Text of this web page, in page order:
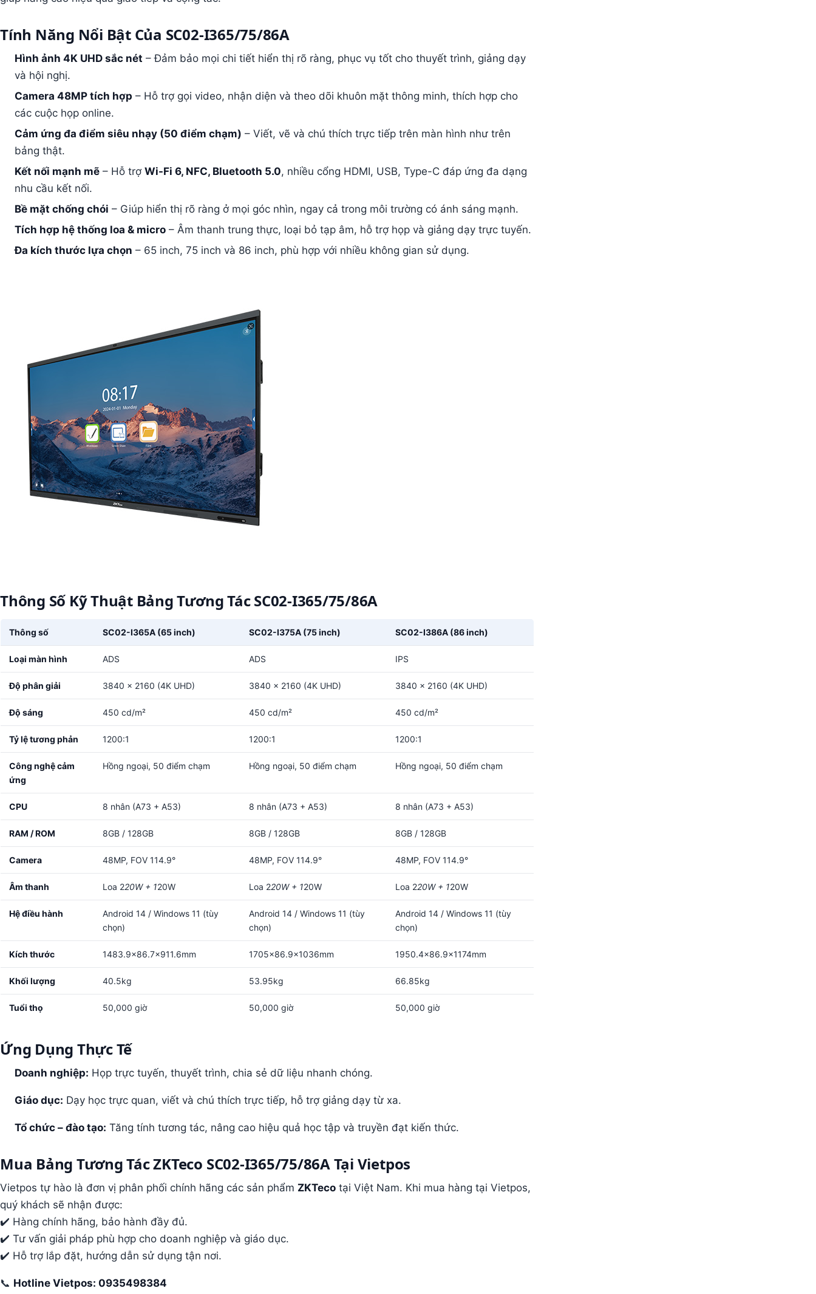
Tính Năng Nổi Bật Của SC02-I365/75/86A
Hình ảnh 4K UHD sắc nét – Đảm bảo mọi chi tiết hiển thị rõ ràng, phục vụ tốt cho thuyết trình, giảng dạy
và hội nghị.
Camera 48MP tích hợp – Hỗ trợ gọi video, nhận diện và theo dõi khuôn mặt thông minh, thích hợp cho
các cuộc họp online.
Cảm ứng đa điểm siêu nhạy (50 điểm chạm) – Viết, vẽ và chú thích trực tiếp trên màn hình như trên
bảng thật.
Kết nối mạnh mẽ – Hỗ trợ Wi-Fi 6, NFC, Bluetooth 5.0, nhiều cổng HDMI, USB, Type-C đáp ứng đa dạng
nhu cầu kết nối.
Bề mặt chống chói – Giúp hiển thị rõ ràng ở mọi góc nhìn, ngay cả trong môi trường có ánh sáng mạnh.
Tích hợp hệ thống loa & micro – Âm thanh trung thực, loại bỏ tạp âm, hỗ trợ họp và giảng dạy trực tuyến.
Đa kích thước lựa chọn – 65 inch, 75 inch và 86 inch, phù hợp với nhiều không gian sử dụng.
Thông Số Kỹ Thuật Bảng Tương Tác SC02-I365/75/86A
Thông số SC02-I365A (65 inch) SC02-I375A (75 inch) SC02-I386A (86 inch)
Loại màn hình ADS ADS IPS
Độ phân giải 3840 × 2160 (4K UHD) 3840 × 2160 (4K UHD) 3840 × 2160 (4K UHD)
Độ sáng 450 cd/m² 450 cd/m² 450 cd/m²
Tỷ lệ tương phản 1200:1 1200:1 1200:1
Công nghệ cảm
ứng
Hồng ngoại, 50 điểm chạm Hồng ngoại, 50 điểm chạm Hồng ngoại, 50 điểm chạm
CPU 8 nhân (A73 + A53) 8 nhân (A73 + A53) 8 nhân (A73 + A53)
RAM / ROM 8GB / 128GB 8GB / 128GB 8GB / 128GB
Camera 48MP, FOV 114.9° 48MP, FOV 114.9° 48MP, FOV 114.9°
Âm thanh Loa 220W + 120W Loa 220W + 120W Loa 220W + 120W
Hệ điều hành
Android 14 / Windows 11 (tùy
chọn)
Android 14 / Windows 11 (tùy
chọn)
Android 14 / Windows 11 (tùy
chọn)
Kích thước 1483.9×86.7×911.6mm 1705×86.9×1036mm 1950.4×86.9×1174mm
Khối lượng 40.5kg 53.95kg 66.85kg
Tuổi thọ 50,000 giờ 50,000 giờ 50,000 giờ
Ứng Dụng Thực Tế
Doanh nghiệp: Họp trực tuyến, thuyết trình, chia sẻ dữ liệu nhanh chóng.
Giáo dục: Dạy học trực quan, viết và chú thích trực tiếp, hỗ trợ giảng dạy từ xa.
Tổ chức – đào tạo: Tăng tính tương tác, nâng cao hiệu quả học tập và truyền đạt kiến thức.
Mua Bảng Tương Tác ZKTeco SC02-I365/75/86A Tại Vietpos
Vietpos tự hào là đơn vị phân phối chính hãng các sản phẩm ZKTeco tại Việt Nam. Khi mua hàng tại Vietpos,
quý khách sẽ nhận được:
✔️ Hàng chính hãng, bảo hành đầy đủ.
✔️ Tư vấn giải pháp phù hợp cho doanh nghiệp và giáo dục.
✔️ Hỗ trợ lắp đặt, hướng dẫn sử dụng tận nơi.
📞 Hotline Vietpos: 0935498384